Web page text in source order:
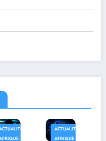
ACTUALITÉS
AFRIQUE
AFRIQUE
TECHS